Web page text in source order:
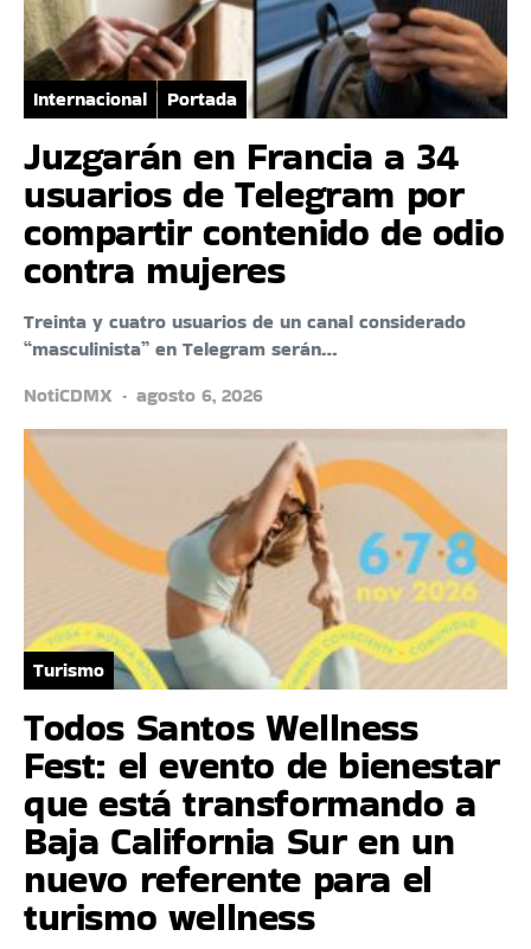
Internacional Portada
Juzgarán en Francia a 34
usuarios de Telegram por
compartir contenido de odio
contra mujeres
Treinta y cuatro usuarios de un canal considerado
“masculinista” en Telegram serán…
NotiCDMX
agosto 6, 2026
Turismo
Todos Santos Wellness
Fest: el evento de bienestar
que está transformando a
Baja California Sur en un
nuevo referente para el
turismo wellness